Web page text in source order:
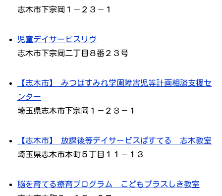
志木市下宗岡１－２３－１
児童デイサービスリヴ
志木市下宗岡二丁目８番２３号
【志木市】 みつばすみれ学園障害児等計画相談支援セ
ンター
埼玉県志木市下宗岡１－２３－１
【志木市】 放課後等デイサービスぱすてる 志木教室
埼玉県志木市本町５丁目１１－１３
脳を育てる療育プログラム こどもプラスしき教室